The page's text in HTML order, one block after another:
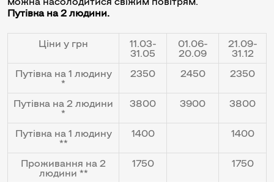
Путівка на 2 людини.
Ціни у грн
11.03-
31.05
01.06-
20.09
21.09-
31.12
Путівка на 1 людину
*
2350 2450 2350
Путівка на 2 людини
*
3800 3900 3800
Путівка на 1 людину
**
1400 1400
Проживання на 2
людини **
1750 1750